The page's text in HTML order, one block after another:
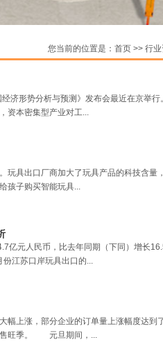
您当前的位置是： 首页 >> 行
济形势分析与预测》发布会最近在京举行
资本密集型产业对工...
玩具出口厂商加大了玩具产品的科技含量
孩子购买智能玩具...
亿元人民币，比去年同期（下同）增长
江苏口岸玩具出口的...
幅上涨，部分企业的订单量上涨幅度达到
售旺季。 元旦期间，...